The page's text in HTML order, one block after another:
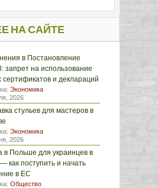
НА САЙТЕ
в Постановление
запрет на использование
сертификатов и деклараций
Экономика
2026
стульев для мастеров в
Экономика
2026
в Польше для украинцев в
как поступить и начать
в ЕС
Общество